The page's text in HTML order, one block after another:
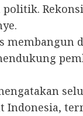
politik.